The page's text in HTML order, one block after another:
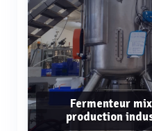
Fermenteur
production